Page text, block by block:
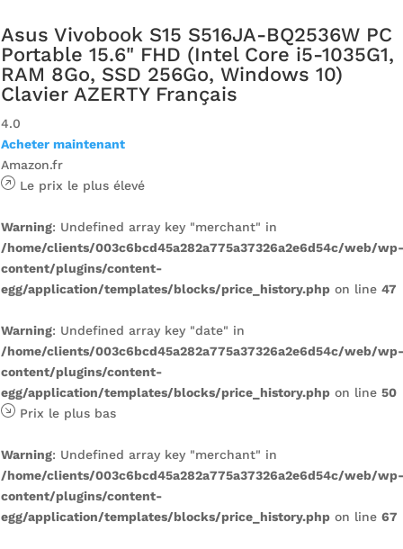
Asus Vivobook S15 S516JA-BQ2536W PC
Portable 15.6" FHD (Intel Core i5-1035G1,
RAM 8Go, SSD 256Go, Windows 10)
Clavier AZERTY Français
4.0
Acheter maintenant
Amazon.fr
Le prix le plus élevé
Warning: Undefined array key "merchant" in
/home/clients/003c6bcd45a282a775a37326a2e6d54c/web/
content/plugins/content-
egg/application/templates/blocks/price_history.php on line47
Warning: Undefined array key "date" in
/home/clients/003c6bcd45a282a775a37326a2e6d54c/web/
content/plugins/content-
egg/application/templates/blocks/price_history.php on line50
Prix ​​le plus bas
Warning: Undefined array key "merchant" in
/home/clients/003c6bcd45a282a775a37326a2e6d54c/web/
content/plugins/content-
egg/application/templates/blocks/price_history.php on line67